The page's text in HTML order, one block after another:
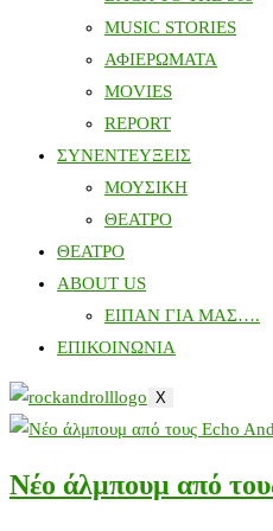
MUSIC STORIES
ΑΦΙΕΡΩΜΑΤΑ
MOVIES
REPORT
ΣΥΝΕΝΤΕΥΞΕΙΣ
ΜΟΥΣΙΚΗ
ΘΕΑΤΡΟ
ΘΕΑΤΡΟ
ABOUT US
ΕΙΠΑΝ ΓΙΑ ΜΑΣ….
ΕΠΙΚΟΙΝΩΝΙΑ
X
Νέο άλμπουμ από